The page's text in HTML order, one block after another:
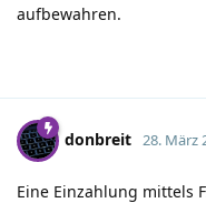
aufbewahren.
donbreit 28. März
Eine Einzahlung mittels